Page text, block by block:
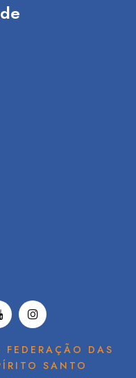
DAS
SANTO